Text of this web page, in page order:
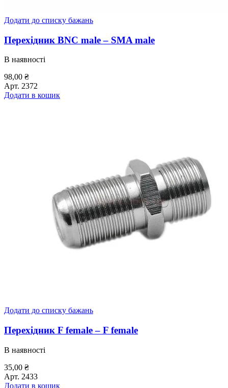
Додати до списку бажань
Перехідник BNC male – SMA male
В наявності
98,00 ₴
Арт. 2372
Додати в кошик
Додати до списку бажань
Перехідник F female – F female
В наявності
35,00 ₴
Арт. 2433
Додати в кошик